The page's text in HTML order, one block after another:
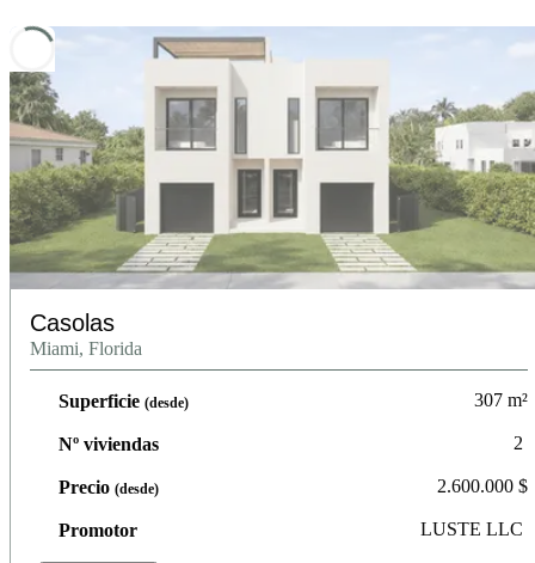
Casolas
Miami, Florida
Superficie (desde) 307 m²
Nº viviendas 2
Precio (desde) 2.600.000 $
Promotor LUSTE LLC